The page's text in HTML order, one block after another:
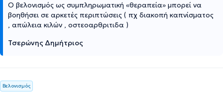
Ο βελονισμός ως συμπληρωματική «θεραπεία» μπορεί να
βοηθήσει σε αρκετές περιπτώσεις ( πχ διακοπή καπνίσματος
, απώλεια κιλών , οστεοαρθριτιδα )
Τσερώνης Δημήτριος
Βελονισμός